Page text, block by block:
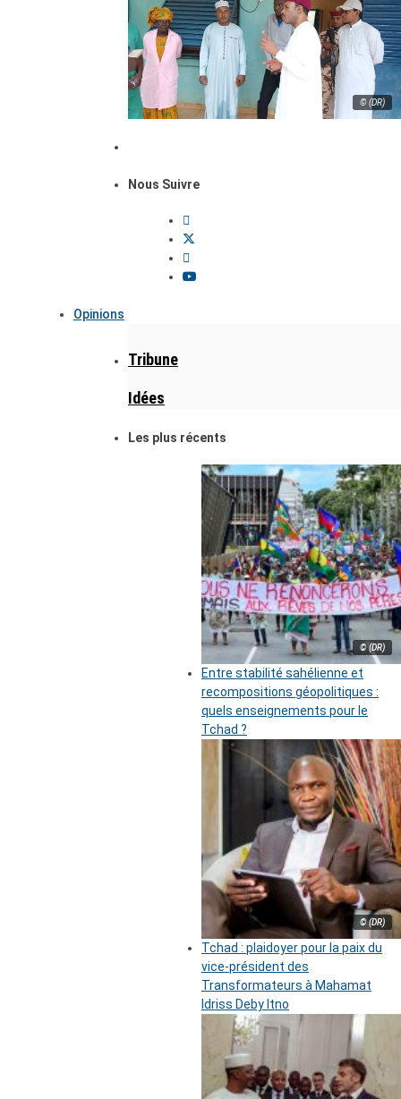
© (DR)
Nous Suivre
Opinions
Tribune
Idées
Les plus récents
© (DR)
Entre stabilité sahélienne et
recompositions géopolitiques :
quels enseignements pour le
Tchad ?
© (DR)
Tchad : plaidoyer pour la paix du
vice-président des
Transformateurs à Mahamat
Idriss Deby Itno